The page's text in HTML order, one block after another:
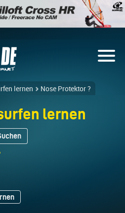
lernen Nose Protektor ?
lernen